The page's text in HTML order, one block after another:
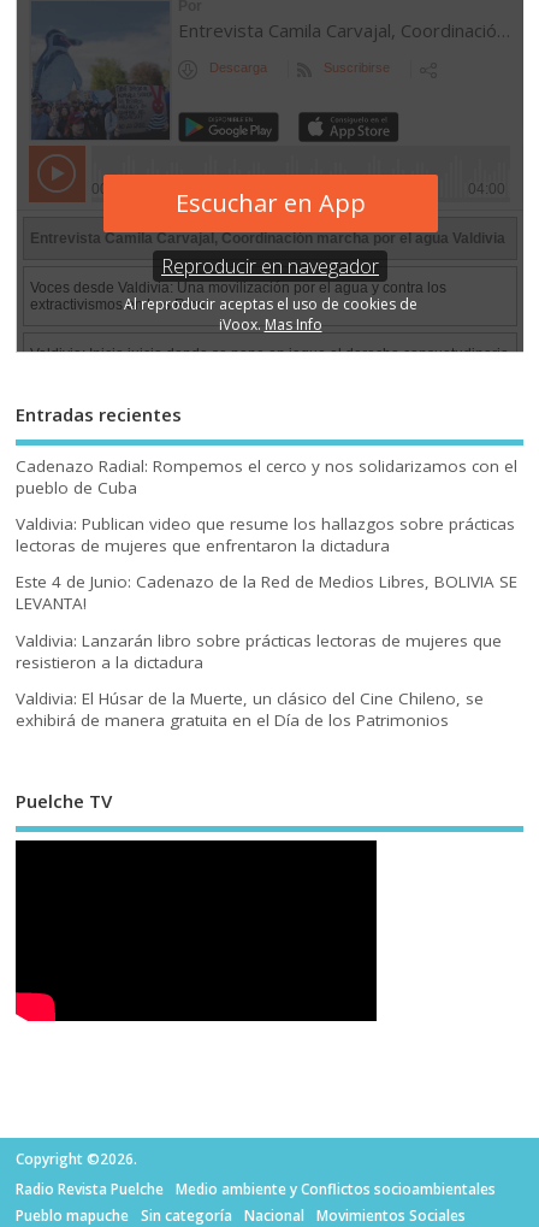
Entradas recientes
Cadenazo Radial: Rompemos el cerco y nos solidarizamos con el
pueblo de Cuba
Valdivia: Publican video que resume los hallazgos sobre prácticas
lectoras de mujeres que enfrentaron la dictadura
Este 4 de Junio: Cadenazo de la Red de Medios Libres, BOLIVIA SE
LEVANTA!
Valdivia: Lanzarán libro sobre prácticas lectoras de mujeres que
resistieron a la dictadura
Valdivia: El Húsar de la Muerte, un clásico del Cine Chileno, se
exhibirá de manera gratuita en el Día de los Patrimonios
Puelche TV
Copyright ©2026.
Radio Revista Puelche
Medio ambiente y Conflictos socioambientales
Pueblo mapuche
Sin categoría Nacional Movimientos Sociales